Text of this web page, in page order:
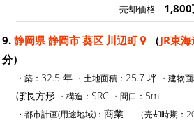
売却価格 1,800
9. 静岡県 静岡市 葵区 川辺町 （JR東
分）
・築： 32.5 年 ・土地面積： 25.7 坪 ・建物
ぼ長方形 ・構造： SRC ・間口： 5m
・都市計画(用途地域)： 商業 （売却時期：